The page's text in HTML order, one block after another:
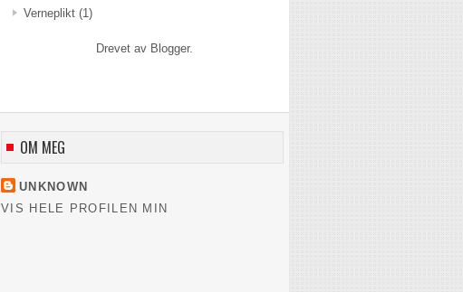
Verneplikt (1)
Drevet av Blogger.
OM MEG
UNKNOWN
VIS HELE PROFILEN MIN